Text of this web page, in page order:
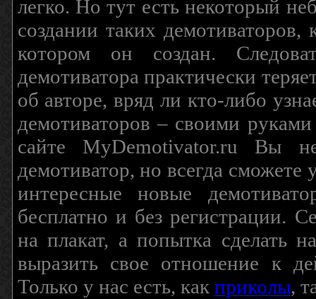
легко. Но тут есть некоторый
создании таких
котором он создан.
демотиватора практически
об авторе, вряд ли кто-либо
демотиваторов – своими
сайте MyDemotivator.ru Вы
демотиватор, но всегда сможете
интересные новые
бесплатно и без регистрации.
на плакат, а попытка
выразить свое отношение к
Только у нас есть, как приколы,